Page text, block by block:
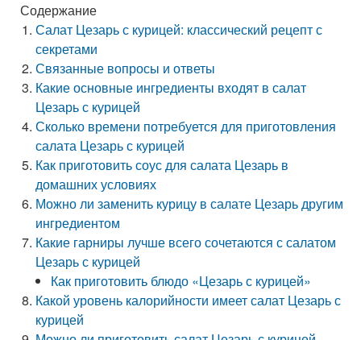
Содержание
Салат Цезарь с курицей: классический рецепт с
секретами
Связанные вопросы и ответы
Какие основные ингредиенты входят в салат
Цезарь с курицей
Сколько времени потребуется для приготовления
салата Цезарь с курицей
Как приготовить соус для салата Цезарь в
домашних условиях
Можно ли заменить курицу в салате Цезарь другим
ингредиентом
Какие гарниры лучше всего сочетаются с салатом
Цезарь с курицей
Как приготовить блюдо «Цезарь с курицей»
Какой уровень калорийности имеет салат Цезарь с
курицей